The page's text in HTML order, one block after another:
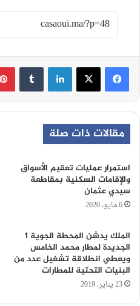
لينكدإن
مقالات ذات صلة
استمرار عمليات تعقيم الأسواق
والإقامات السكنية بمقاطعة
سيدي عثمان
6 مايو، 2020
الملك يدشن المحطة الجوية 1
الجديدة لمطار محمد الخامس
ويعطي انطلاقة تشغيل عدد من
البنيات التحتية للمطارات
23 يناير، 2019